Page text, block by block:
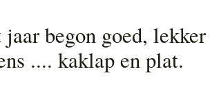
begon goed,
.... kaklap en plat.